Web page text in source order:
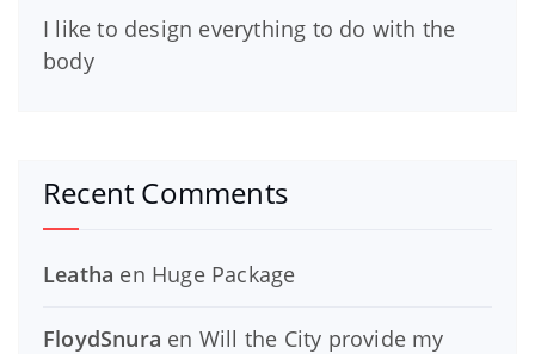
I like to design everything to do with the
body
Recent Comments
Leatha en Huge Package
FloydSnura en Will the City provide my